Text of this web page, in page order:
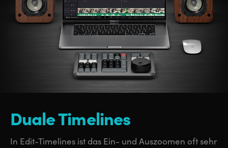
Duale Timelines
In Edit-Timelines ist das Ein- und Auszoomen oft sehr